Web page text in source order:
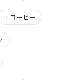
・ コーヒー